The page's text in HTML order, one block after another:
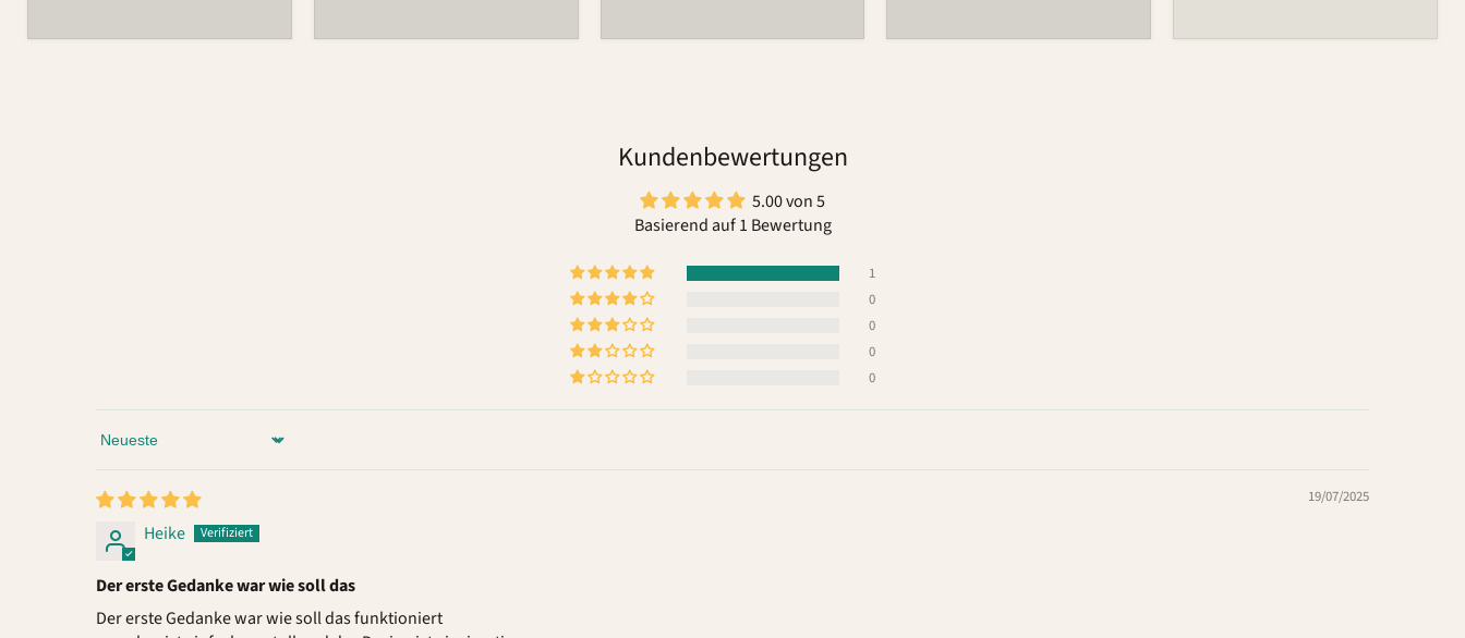
Kundenbewertungen
5.00 von 5
Basierend auf 1 Bewertung
1
0
0
0
0
Sort by
19/07/2025
Heike
Der erste Gedanke war wie soll das
Der erste Gedanke war wie soll das funktioniert